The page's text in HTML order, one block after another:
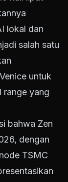
lokal dan
salah satu
untuk
range yang
bahwa Zen
dengan
TSMC